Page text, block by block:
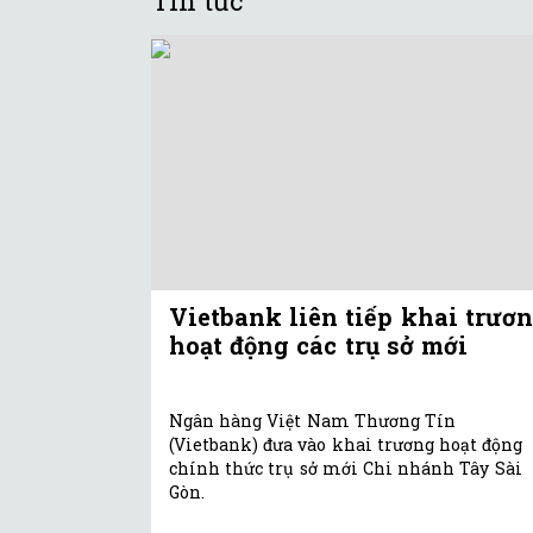
Vietbank liên tiếp khai
hoạt động các trụ sở mới
Ngân hàng Việt Nam Thương Tín
(Vietbank) đưa vào khai trương hoạt động
chính thức trụ sở mới Chi nhánh Tây Sài
Gòn.